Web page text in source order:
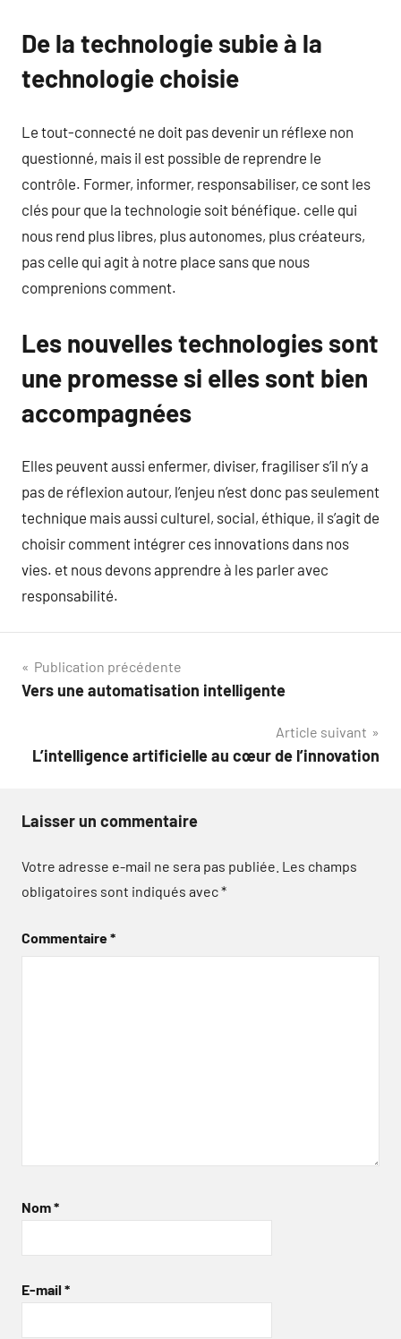
De la technologie subie à la
technologie choisie
Le tout-connecté ne doit pas devenir un réflexe non
questionné, mais il est possible de reprendre le
contrôle. Former, informer, responsabiliser, ce sont les
clés pour que la technologie soit bénéfique. celle qui
nous rend plus libres, plus autonomes, plus créateurs,
pas celle qui agit à notre place sans que nous
comprenions comment.
Les nouvelles technologies sont
une promesse si elles sont bien
accompagnées
Elles peuvent aussi enfermer, diviser, fragiliser s’il n’y a
pas de réflexion autour, l’enjeu n’est donc pas seulement
technique mais aussi culturel, social, éthique, il s’agit de
choisir comment intégrer ces innovations dans nos
vies. et nous devons apprendre à les parler avec
responsabilité.
Navigation
de
Publication précédente
Vers une automatisation intelligente
Article suivant
L’intelligence artificielle au cœur de l’innovation
Laisser un commentaire
Votre adresse e-mail ne sera pas publiée. Les champs
obligatoires sont indiqués avec*
Commentaire*
Nom*
E-mail *